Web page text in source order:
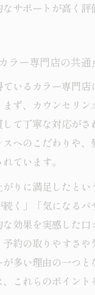
サポートが高く評
ラー専門店の共通
いるカラー専門店
ず、カウンセリン
して丁寧な対応が
へのこだわりや
ています。
りに満足したとい
く」「気になるパ
効果を実感した
約の取りやすさや
多い理由の一つと
これらのポイント